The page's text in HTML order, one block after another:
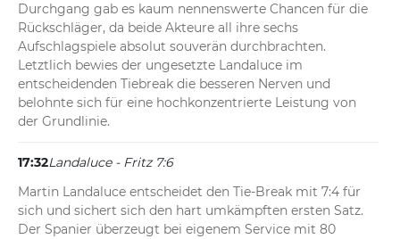
Durchgang gab es kaum nennenswerte Chancen für die
Rückschläger, da beide Akteure all ihre sechs
Aufschlagspiele absolut souverän durchbrachten.
Letztlich bewies der ungesetzte Landaluce im
entscheidenden Tiebreak die besseren Nerven und
belohnte sich für eine hochkonzentrierte Leistung von
der Grundlinie.
17:32Landaluce - Fritz 7:6
Martin Landaluce entscheidet den Tie-Break mit 7:4 für
sich und sichert sich den hart umkämpften ersten Satz.
Der Spanier überzeugt bei eigenem Service mit 80